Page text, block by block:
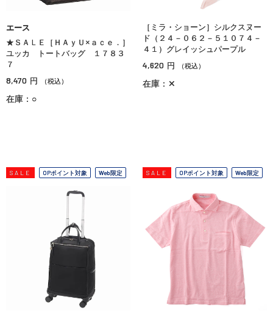
エース
★ＳＡＬＥ［ＨＡｙＵ×ａｃｅ．］
ユッカ トートバッグ １７８３
７
8,470 円 （税込）
在庫：○
［ミラ・ショーン］シルクスヌー
ド（２４－０６２－５１０７４－
４１）グレイッシュパープル
4,620 円 （税込）
在庫：✕
SALE OPポイント対象 Web限定 SALE OPポイント対象 Web限定